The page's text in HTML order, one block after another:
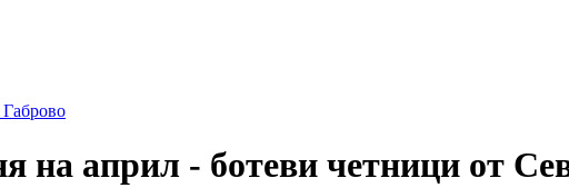
на април - ботеви четници от